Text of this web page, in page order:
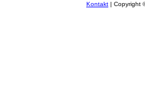
Kontakt | Copyright